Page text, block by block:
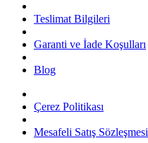
Teslimat Bilgileri
Garanti ve İade Koşulları
Blog
Çerez Politikası
Mesafeli Satış Sözleşmesi